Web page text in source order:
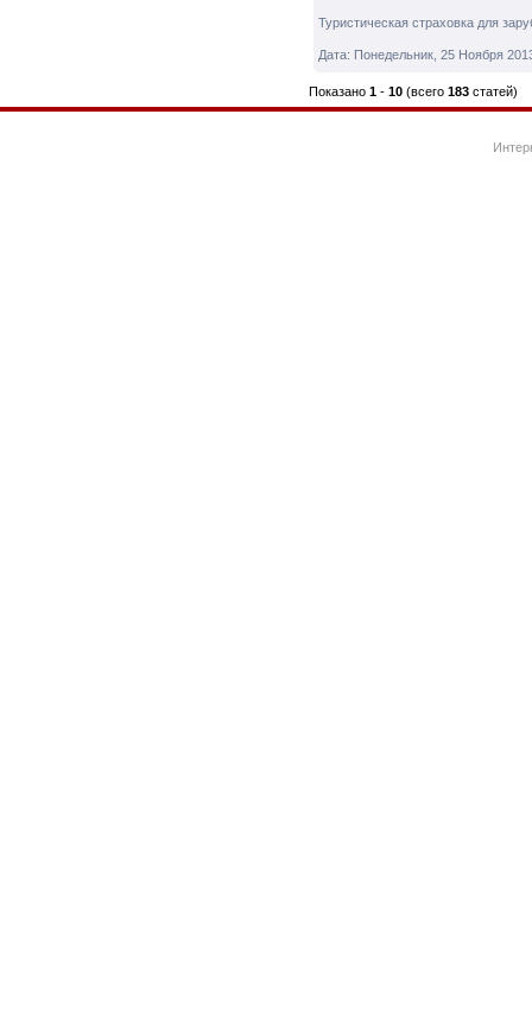
Туристическая страховка для
Дата: Понедельник, 25 Ноября
Показано 1 - 10 (всего 183 статей)